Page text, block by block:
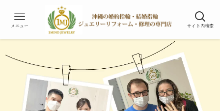
サイト内検索
メニュー